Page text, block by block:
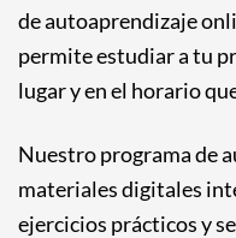
de autoaprendizaje
permite estudiar a tu
lugar y en el horario
Nuestro programa de
materiales digitales
ejercicios prácticos y